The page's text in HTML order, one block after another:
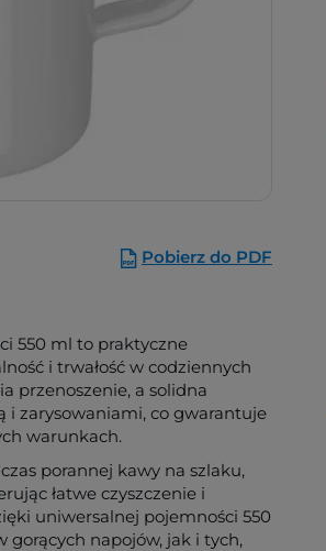
Pobierz do PDF
550 ml to praktyczne
i trwałość w codziennych
przenoszenie, a solidna
i zarysowaniami, co gwarantuje
warunkach.
porannej kawy na szlaku,
łatwe czyszczenie i
uniwersalnej pojemności 550
gorących napojów, jak i tych,